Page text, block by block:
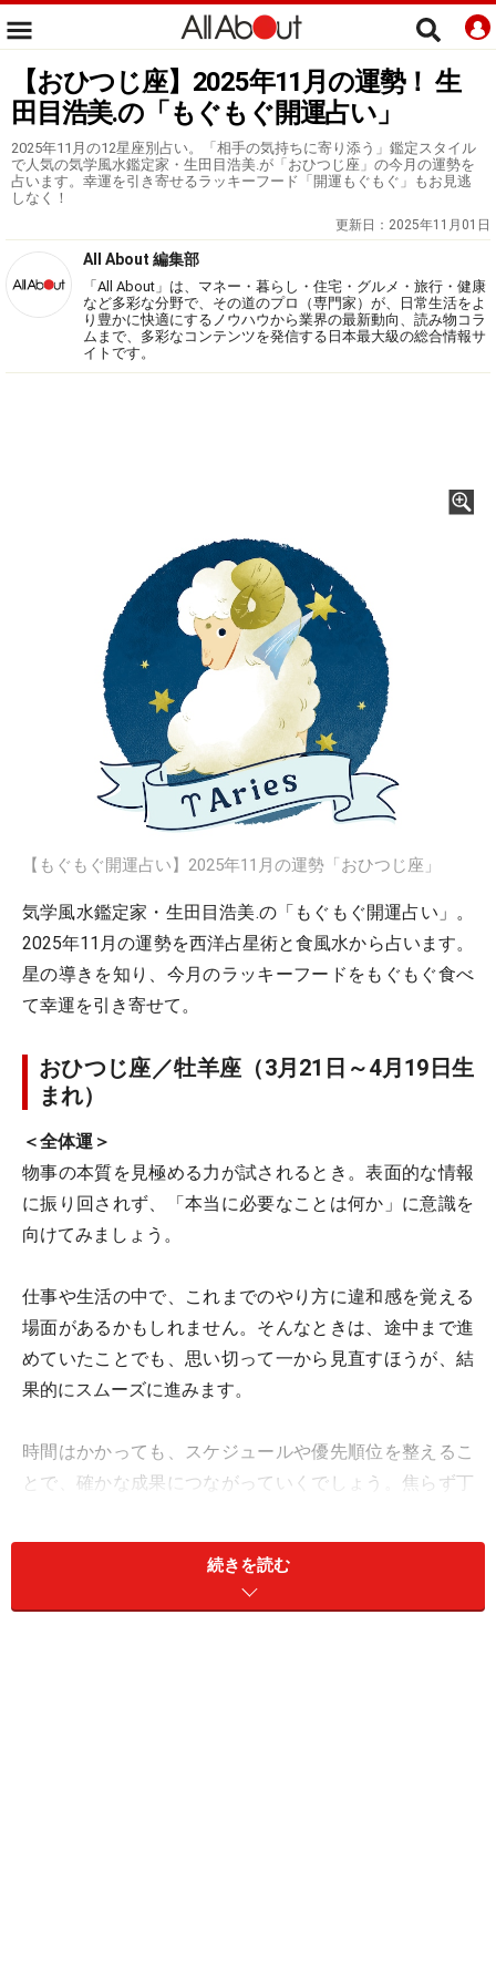
【おひつじ座】2025年11月の運勢！ 生
田目浩美.の「もぐもぐ開運占い」
2025年11月の12星座別占い。「相手の気持ちに寄り添う」鑑定スタイル
で人気の気学風水鑑定家・生田目浩美.が「おひつじ座」の今月の運勢を
占います。幸運を引き寄せるラッキーフード「開運もぐもぐ」もお見逃
しなく！
更新日： 2025年11月01日
All About 編集部
「All About」は、マネー・暮らし・住宅・グルメ・旅行・健康
など多彩な分野で、その道のプロ（専門家）が、日常生活をよ
り豊かに快適にするノウハウから業界の最新動向、読み物コラ
ムまで、多彩なコンテンツを発信する日本最大級の総合情報サ
イトです。
【もぐもぐ開運占い】2025年11月の運勢「おひつじ座」
気学風水鑑定家・生田目浩美.の「もぐもぐ開運占い」。
2025年11月の運勢を西洋占星術と食風水から占います。
星の導きを知り、今月のラッキーフードをもぐもぐ食べ
て幸運を引き寄せて。
おひつじ座／牡羊座（3月21日～4月19日生
まれ）
＜全体運＞
物事の本質を見極める力が試されるとき。表面的な情報
に振り回されず、「本当に必要なことは何か」に意識を
向けてみましょう。
仕事や生活の中で、これまでのやり方に違和感を覚える
場面があるかもしれません。そんなときは、途中まで進
めていたことでも、思い切って一から見直すほうが、結
果的にスムーズに進みます。
時間はかかっても、スケジュールや優先順位を整えるこ
とで、確かな成果につながっていくでしょう。焦らず丁
上手にやり直すには、“土のパワー”を使います。おすす
続きを読む